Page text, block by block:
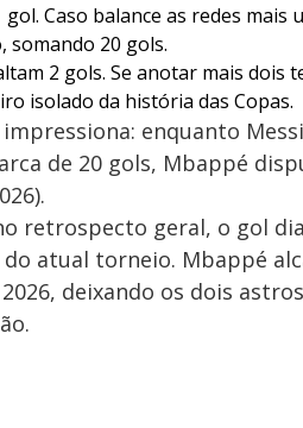
Caso balance as redes
somando 20 gols.
2 gols. Se anotar mais dois
isolado da história das Copas.
enquanto
de 20 gols, Mbappé
retrospecto geral, o gol
atual torneio. Mbappé
deixando os dois